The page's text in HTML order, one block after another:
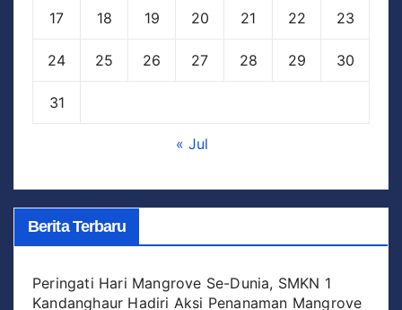
17 18 19 20 21 22 23
24 25 26 27 28 29 30
31
« Jul
Berita Terbaru
Peringati Hari Mangrove Se-Dunia, SMKN 1
Kandanghaur Hadiri Aksi Penanaman Mangrove